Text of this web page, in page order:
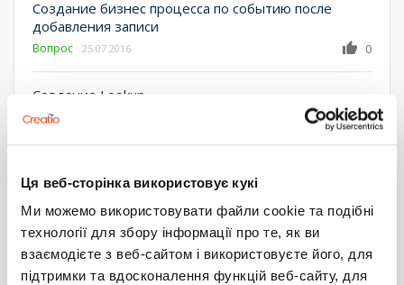
Ця веб-сторінка використовує кукі
Ми можемо використовувати файли cookie та подібні
технології для збору інформації про те, як ви
взаємодієте з веб-сайтом і використовуєте його, для
підтримки та вдосконалення функцій веб-сайту, для
Создание бизнес процесса по событию после
добавления записи
Вопрос 0
25.07.2016
Создание Lookup.
Вопрос 2
Вопрос 12.07.2016
Изменение метаданных
Вопрос 0
05.07.2016